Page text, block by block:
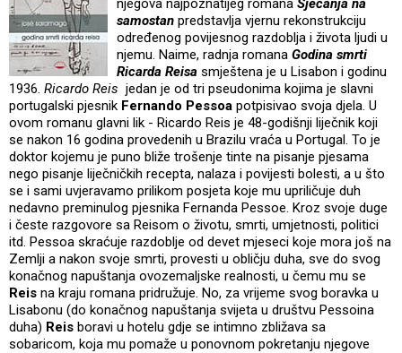
njegova najpoznatijeg romana Sjećanja na
samostan predstavlja vjernu rekonstrukciju
određenog povijesnog razdoblja i života ljudi u
njemu. Naime, radnja romana Godina smrti
Ricarda Reisa smještena je u Lisabon i godinu
1936. Ricardo Reis jedan je od tri pseudonima kojima je slavni
portugalski pjesnik Fernando Pessoa potpisivao svoja djela. U
ovom romanu glavni lik - Ricardo Reis je 48-godišnji liječnik koji
se nakon 16 godina provedenih u Brazilu vraća u Portugal. To je
doktor kojemu je puno bliže trošenje tinte na pisanje pjesama
nego pisanje liječničkih recepta, nalaza i povijesti bolesti, a u što
se i sami uvjeravamo prilikom posjeta koje mu upriličuje duh
nedavno preminulog pjesnika Fernanda Pessoe. Kroz svoje duge
i česte razgovore sa Reisom o životu, smrti, umjetnosti, politici
itd. Pessoa skraćuje razdoblje od devet mjeseci koje mora još na
Zemlji a nakon svoje smrti, provesti u obličju duha, sve do svog
konačnog napuštanja ovozemaljske realnosti, u čemu mu se
Reis na kraju romana pridružuje. No, za vrijeme svog boravka u
Lisabonu (do konačnog napuštanja svijeta u društvu Pessoina
duha) Reis boravi u hotelu gdje se intimno zbližava sa
sobaricom, koja mu pomaže u ponovnom pokretanju njegove